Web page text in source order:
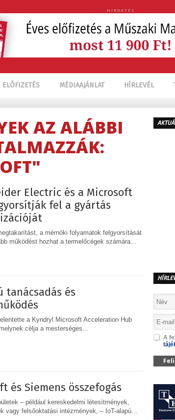
HIRDETÉS
ELŐFIZETÉS MÉDIAAJÁNLAT HÍRLEVÉL
AZ ALÁBBI
Electric és a Microsoft
fel a gyártás
a mérnöki folyamatok felgyorsítását
működést hozhat a termelőcégek számára...
tanácsadás és
a Kyndryl Microsoft Acceleration Hub
célja a mesterséges...
és Siemens összefogás
– például kereskedelmi létesítmények,
vagy felsőoktatási intézmények, – IoT-alapú...
A